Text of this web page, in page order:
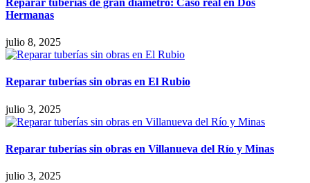
Hermanas
julio 8, 2025
Reparar tuberías sin obras en El Rubio
julio 3, 2025
Reparar tuberías sin obras en Villanueva del Río y Minas
julio 3, 2025